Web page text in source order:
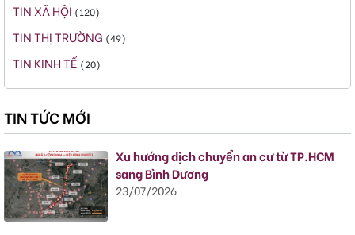
TIN XÃ HỘI (120)
TIN THỊ TRƯỜNG (49)
TIN KINH TẾ (20)
TIN TỨC MỚI
Xu hướng dịch chuyển an cư từ TP.HCM
sang Bình Dương
23/07/2026